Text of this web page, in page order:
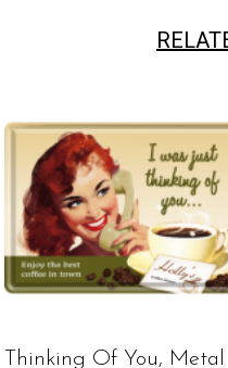
Thinking Of You, Metal